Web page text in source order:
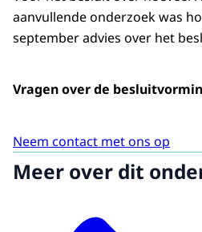
aanvullende onderzoek was
september advies over het
Vragen over de
Neem contact met ons op
Meer over dit